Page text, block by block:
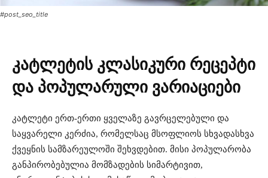
#post_seo_title
კატლეტის კლასიკური რეცეპტი
და პოპულარული ვარიაციები
კატლეტი ერთ-ერთი ყველაზე გავრცელებული და
საყვარელი კერძია, რომელსაც მსოფლიოს სხვადასხვა
ქვეყნის სამზარეულოში შეხვდებით. მისი პოპულარობა
განპირობებულია მომზადების სიმარტივით,